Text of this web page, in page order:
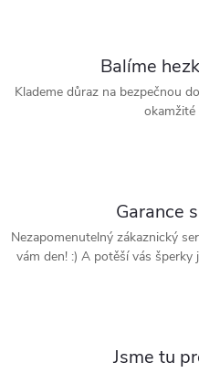
Balíme
Klademe důraz na bezpečnou
okamžité
Garance
Nezapomenutelný zákaznický
vám den! :) A potěší vás
Jsme tu